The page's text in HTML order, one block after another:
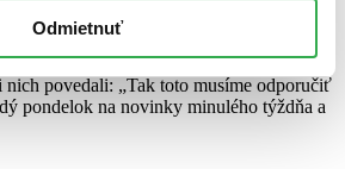
Odmietnuť
a nové knihy, vďaka čomu je veľmi
prinášame výber titulov, ktoré nás upútali,
nich povedali: „Tak toto musíme odporučiť
pondelok na novinky minulého týždňa a